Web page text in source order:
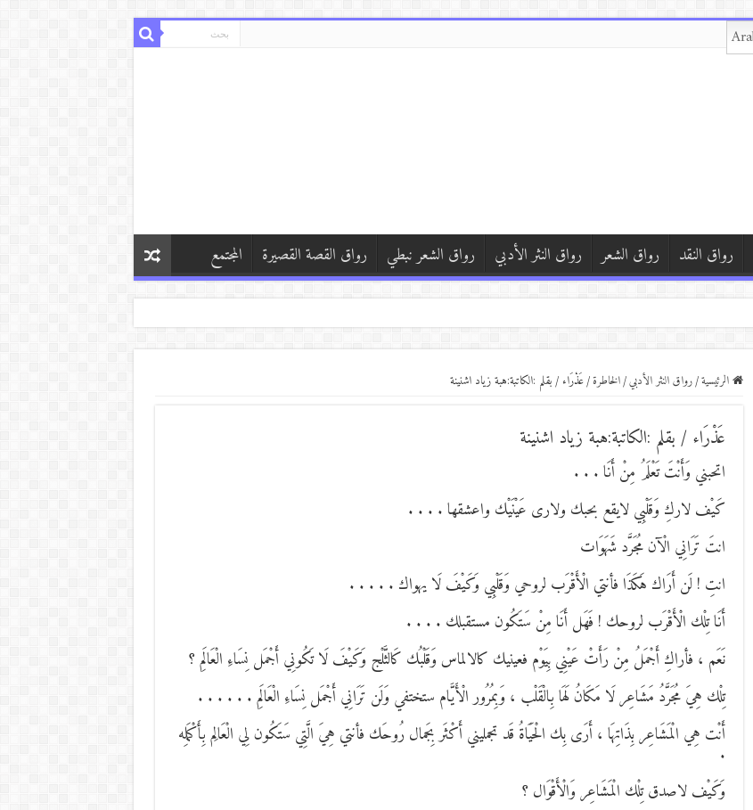
رواق النقد رواق الشعر رواق النثر الأدبي رواق الشعر نبطي رواق القصة القصيرة المجتمع
الرئيسية/رواق النثر الأدبي/الخاطرة/عَذْرَاء / بقلم :الكاتبة:هبة زياد اشنينة
عَذْرَاء / بقلم :الكاتبة:هبة زياد اشنينة
اتحبني وَأَنْتَ تَعْلَمُ مِنْ أَنَا . . .
كَيْف لاركِ وَقَلْبِي لايقع بحبك ولارى عَيْنَيْك واعشقها . . . .
انتَ تَرَانِي الْآن مُجَرَّد شَهَوَات
انتِ ! لَن أَرَاك هَكَذَا فأنتي الْأَقْرَب لروحي وَقَلْبِي وَكَيْفَ لَا يهواك . . . . .
أَنَا تِلْك الْأَقْرَب لروحك ! فَهَل أَنَا مِنْ سَتَكُون مستقبلك . . . .
نَعَم ، فأراكِ أَجْمَلُ مِنْ رَأَتْ عَيْنِي بِيَوْم فعينيك كالالماس وَقَلْبُك كَالثَّلْج وَكَيْفَ لَا تَكُونِي أَجْمَل نِسَاءِ الْعَالَمِ ؟
تِلْك هِيَ مُجَرَّدُ مَشَاعِر لَا مَكَانُ لَهَا بِالْقَلْب ، وَبِمُرُور الْأَيَّام ستختفي وَلَن تَرَانِي أَجْمَل نِسَاءِ الْعَالَمِ . . . . . .
أَنْت هِي الْمَشَاعِر بِذَاتِهَا ، أَرَى بِك الْحَيَاةُ قَد تجمليني أَكْثَر بِجَمال رُوحَك فأنتي هِيَ الَّتِي سَتَكُون لِي الْعَالِم بِأَكْمَلِه
.
وَكَيْف لاصدق تِلْك الْمَشَاعِر وَالْأَقْوَال ؟